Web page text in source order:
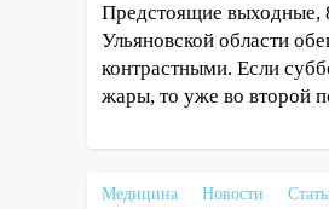
15:34 После
прокуратуры в
Ульяновской
в порядок
Кивать
Предстоящие выходные,
Ульяновской области
контрастными. Если
жары, то уже во второй
Медицина Новости